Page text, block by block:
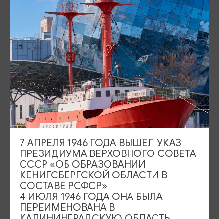
Площадь Победы, 1Закрыто
ул. Октябрьская, 2/3Закрыто
События
Туры и экскурсии
Где поесть
Чем заняться
Где остановиться
О путешествии в КО
Туристический центр
Подпишитесь на рассылку
7 АПРЕЛЯ 1946 ГОДА ВЫШЕЛ УКАЗ
ПРЕЗИДИУМА ВЕРХОВНОГО СОВЕТА
СССР «ОБ ОБРАЗОВАНИИ
КЕНИГСБЕРГСКОЙ ОБЛАСТИ В
СОСТАВЕ РСФСР»
4 ИЮЛЯ 1946 ГОДА ОНА БЫЛА
ПЕРЕИМЕНОВАНА В